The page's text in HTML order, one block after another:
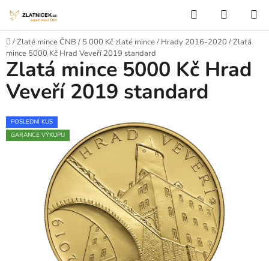
Hledat
Domů
/Zlaté mince ČNB / 5 000 Kč zlaté mince/ Hrady 2016-2020 /Zlatá
mince 5000 Kč Hrad Veveří 2019 standard
Zlatá mince 5000 Kč Hrad
Veveří 2019 standard
POSLEDNÍ KUS
GARANCE VÝKUPU